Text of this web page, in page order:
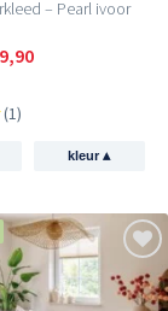
– Pearl ivoor
(1)
kleur▴